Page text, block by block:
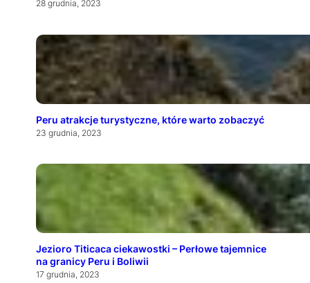
28 grudnia, 2023
Peru atrakcje turystyczne, które warto zobaczyć
23 grudnia, 2023
Jezioro Titicaca ciekawostki – Perłowe tajemnice
na granicy Peru i Boliwii
17 grudnia, 2023